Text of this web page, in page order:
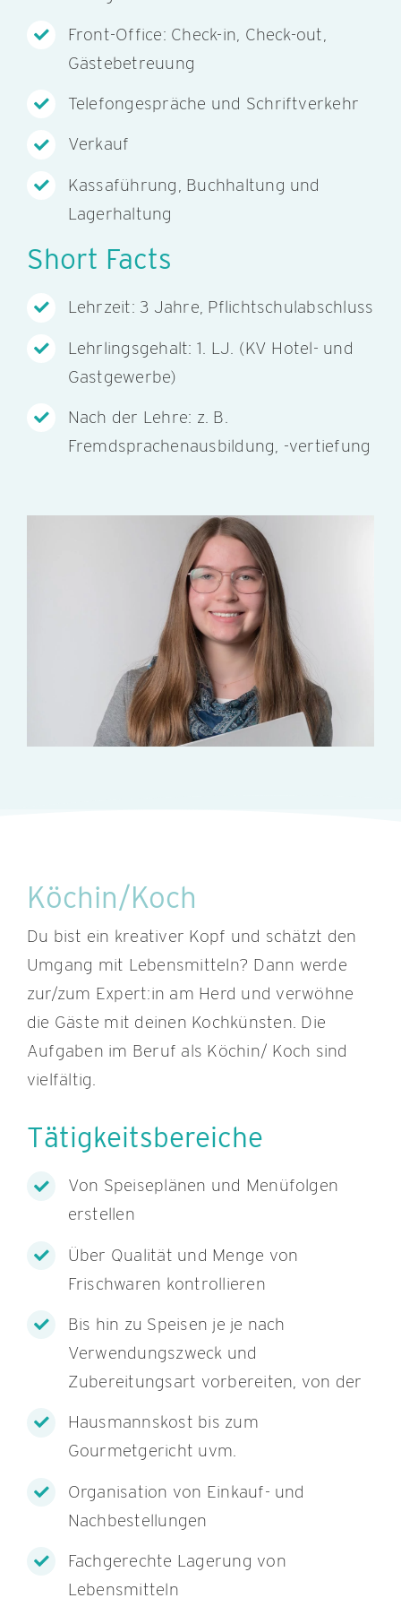
Front-Office: Check-in, Check-out,
Gästebetreuung
Telefongespräche und Schriftverkehr
Verkauf
Kassaführung, Buchhaltung und
Lagerhaltung
Short Facts
Lehrzeit: 3 Jahre, Pflichtschulabschluss
Lehrlingsgehalt: 1. LJ. (KV Hotel- und
Gastgewerbe)
Nach der Lehre: z. B.
Fremdsprachenausbildung, -vertiefung
Köchin/Koch
Du bist ein kreativer Kopf und schätzt den
Umgang mit Lebensmitteln? Dann werde
zur/zum Expert:in am Herd und verwöhne
die Gäste mit deinen Kochkünsten. Die
Aufgaben im Beruf als Köchin/ Koch sind
vielfältig.
Tätigkeitsbereiche
Von Speiseplänen und Menüfolgen
erstellen
Über Qualität und Menge von
Frischwaren kontrollieren
Bis hin zu Speisen je je nach
Verwendungszweck und
Zubereitungsart vorbereiten, von der
Hausmannskost bis zum
Gourmetgericht uvm.
Organisation von Einkauf- und
Nachbestellungen
Fachgerechte Lagerung von
Lebensmitteln